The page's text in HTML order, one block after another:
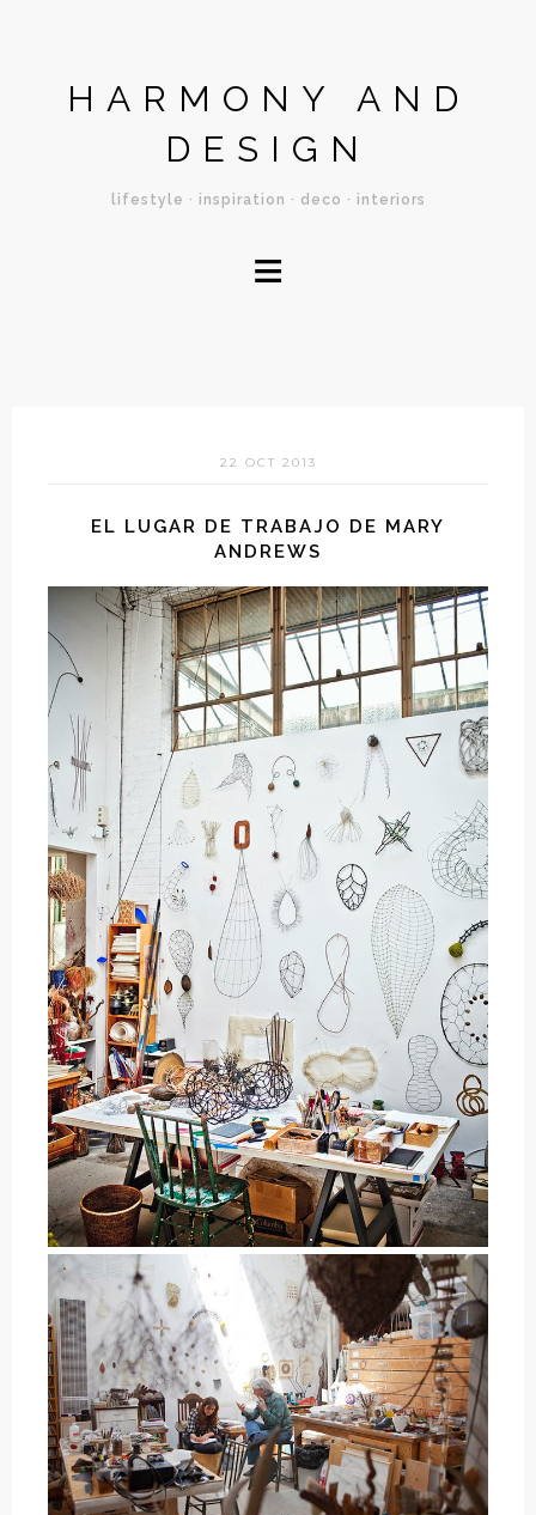
HARMONY AND
DESIGN
lifestyle · inspiration · deco · interiors
≡
22 OCT 2013
EL LUGAR DE TRABAJO DE MARY
ANDREWS